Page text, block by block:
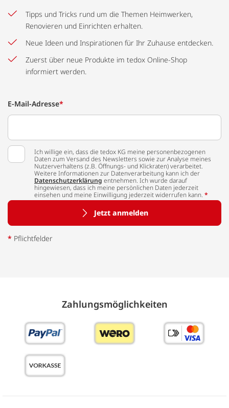
Tipps und Tricks rund um die Themen Heimwerken,
Renovieren und Einrichten erhalten.
Neue Ideen und Inspirationen für Ihr Zuhause entdecken.
Zuerst über neue Produkte im tedox Online-Shop
informiert werden.
E-Mail-Adresse*
Ich willige ein, dass die tedox KG meine personenbezogenen
Daten zum Versand des Newsletters sowie zur Analyse meines
Nutzerverhaltens (z.B. Öffnungs- und Klickraten) verarbeitet.
Weitere Informationen zur Datenverarbeitung kann ich der
Datenschutzerklärung entnehmen. Ich wurde darauf
hingewiesen, dass ich meine persönlichen Daten jederzeit
einsehen und meine Einwilligung jederzeit widerrufen kann. *
Jetzt anmelden
* Pflichtfelder
Zahlungs­möglich­keiten